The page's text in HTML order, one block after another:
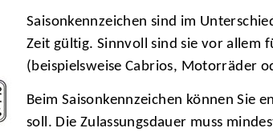
Saisonkennzeichen sind im
Zeit gültig. Sinnvoll sind sie vor allem
(beispielsweise Cabrios, Motorräder
Beim Saisonkennzeichen können Sie
soll. Die Zulassungsdauer muss